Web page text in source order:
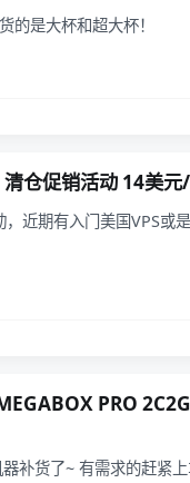
的是大杯和超大杯！
仓促销活动 14美元/
，近期有入门美国VPS或
PRO
补货了~ 有需求的赶紧上